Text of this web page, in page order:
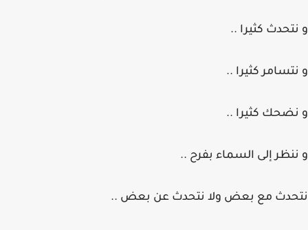
و نتحدث كثيرا ..
و نتسامر كثيرا ..
و نضحك كثيرا ..
و ننظر إلى السماء بفرح ..
نتحدث مع بعض ولا نتحدث عن بعض ..